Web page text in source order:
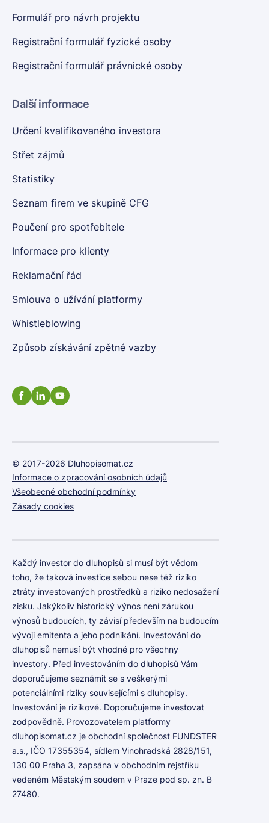
Formulář pro návrh projektu
Registrační formulář fyzické osoby
Registrační formulář právnické osoby
Další informace
Určení kvalifikovaného investora
Střet zájmů
Statistiky
Seznam firem ve skupině CFG
Poučení pro spotřebitele
Informace pro klienty
Reklamační řád
Smlouva o užívání platformy
Whistleblowing
Způsob získávání zpětné vazby
© 2017-2026 Dluhopisomat.cz
Informace o zpracování osobních údajů
Všeobecné obchodní podmínky
Zásady cookies
Každý investor do dluhopisů si musí být vědom
toho, že taková investice sebou nese též riziko
ztráty investovaných prostředků a riziko nedosažení
zisku. Jakýkoliv historický výnos není zárukou
výnosů budoucích, ty závisí především na budoucím
vývoji emitenta a jeho podnikání. Investování do
dluhopisů nemusí být vhodné pro všechny
investory. Před investováním do dluhopisů Vám
doporučujeme seznámit se s veškerými
potenciálními riziky souvisejícími s dluhopisy.
Investování je rizikové. Doporučujeme investovat
zodpovědně. Provozovatelem platformy
dluhopisomat.cz je obchodní společnost FUNDSTER
a.s., IČO 17355354, sídlem Vinohradská 2828/151,
130 00 Praha 3, zapsána v obchodním rejstříku
vedeném Městským soudem v Praze pod sp. zn. B
27480.